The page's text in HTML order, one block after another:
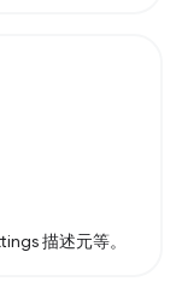
描述元等。